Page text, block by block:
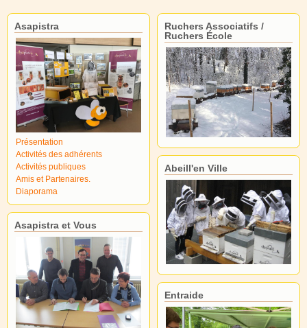
Asapistra
Présentation
Activités des adhérents
Activités publiques
Amis et Partenaires.
Diaporama
Asapistra et Vous
Ruchers Associatifs /
Ruchers École
Abeill'en Ville
Entraide